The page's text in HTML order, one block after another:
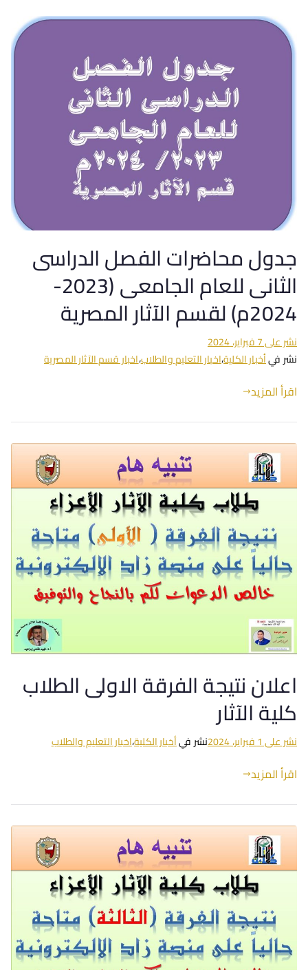
جدول محاضرات الفصل الدراسى
الثانى للعام الجامعى (2023-
2024م) لقسم الآثار المصرية
نشر على7 فبراير، 2024
نشر فيأخبار الكلية،اخبار التعليم والطلاب،اخبار قسم الآثار المصرية
اقرأ المزيد
اعلان نتيجة الفرقة الاولى الطلاب
كلية الآثار
نشر على1 فبراير، 2024 نشر فيأخبار الكلية،اخبار التعليم والطلاب
اقرأ المزيد